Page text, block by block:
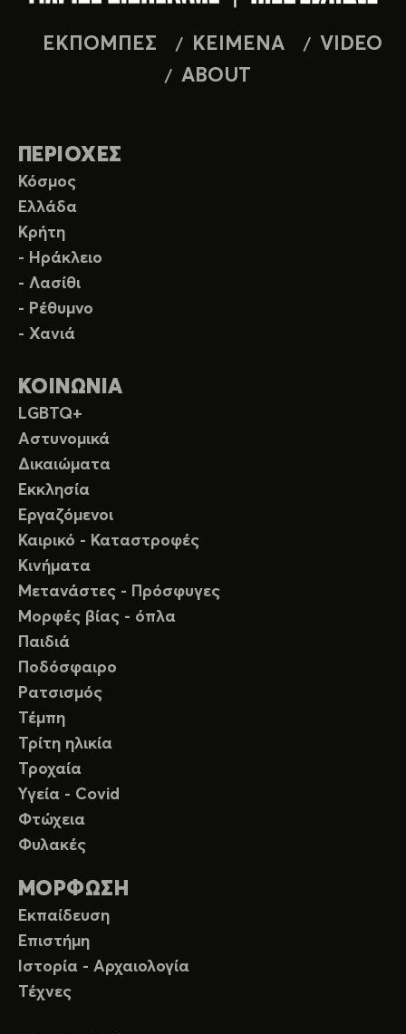
ΕΚΠΟΜΠΕΣ ΚΕΙΜΕΝΑ
VIDEO
ABOUT
ΠΕΡΙΟΧΕΣ
Κόσμος
Ελλάδα
Κρήτη
- Ηράκλειο
- Λασίθι
- Ρέθυμνο
- Χανιά
ΚΟΙΝΩΝΙΑ
LGBTQ+
Αστυνομικά
Δικαιώματα
Εκκλησία
Εργαζόμενοι
Καιρικό - Καταστροφές
Κινήματα
Μετανάστες - Πρόσφυγες
Μορφές βίας - όπλα
Παιδιά
Ποδόσφαιρο
Ρατσισμός
Τέμπη
Τρίτη ηλικία
Τροχαία
Υγεία - Covid
Φτώχεια
Φυλακές
ΜΟΡΦΩΣΗ
Εκπαίδευση
Επιστήμη
Ιστορία - Αρχαιολογία
Τέχνες